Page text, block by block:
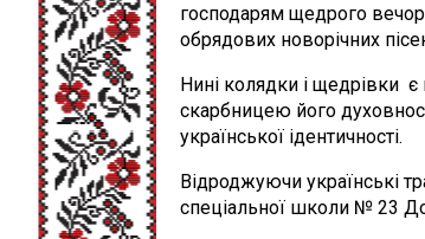
господарям щедрого
обрядових новорічних
Нині колядки і щедрівки є
скарбницею його
української ідентичності.
Відроджуючи українські
спеціальної школи № 23